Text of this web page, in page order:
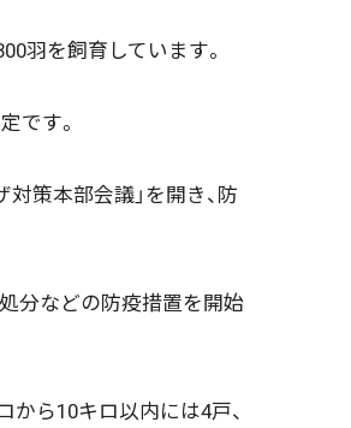
羽を飼育しています。
です。
策本部会議」を開き、防
分などの防疫措置を開始
ら10キロ以内には4戸、